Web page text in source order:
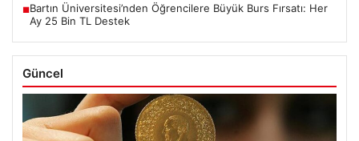
■Bartın Üniversitesi’nden Öğrencilere Büyük Burs Fırsatı: Her
Ay 25 Bin TL Destek
Güncel